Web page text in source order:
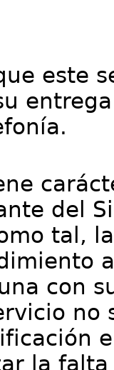
este
del
tal,
con
no
la